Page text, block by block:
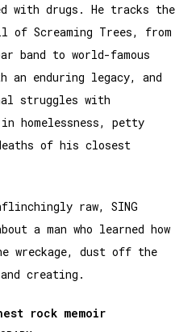
with drugs. He tracks the
of Screaming Trees, from
band to world-famous
enduring legacy, and
struggles with
homelessness, petty
of his closest
raw, SING
about a man who learned how
wreckage, dust off the
creating.
rock memoir